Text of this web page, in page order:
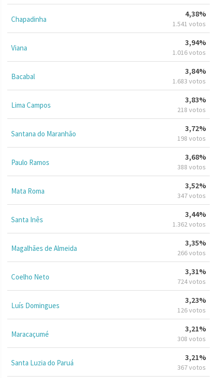
Chapadinha
4,38%
1.541 votos
Viana
3,94%
1.016 votos
Bacabal
3,84%
1.683 votos
Lima Campos
3,83%
218 votos
Santana do Maranhão
3,72%
198 votos
Paulo Ramos
3,68%
388 votos
Mata Roma
3,52%
347 votos
Santa Inês
3,44%
1.362 votos
Magalhães de Almeida
3,35%
266 votos
Coelho Neto
3,31%
724 votos
Luís Domingues
3,23%
126 votos
Maracaçumé
3,21%
308 votos
Santa Luzia do Paruá
3,21%
367 votos